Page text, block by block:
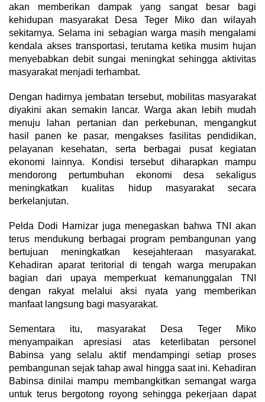
akan memberikan dampak yang sangat besar bagi
kehidupan masyarakat Desa Teger Miko dan wilayah
sekitarnya. Selama ini sebagian warga masih mengalami
kendala akses transportasi, terutama ketika musim hujan
menyebabkan debit sungai meningkat sehingga aktivitas
masyarakat menjadi terhambat.
Dengan hadirnya jembatan tersebut, mobilitas masyarakat
diyakini akan semakin lancar. Warga akan lebih mudah
menuju lahan pertanian dan perkebunan, mengangkut
hasil panen ke pasar, mengakses fasilitas pendidikan,
pelayanan kesehatan, serta berbagai pusat kegiatan
ekonomi lainnya. Kondisi tersebut diharapkan mampu
mendorong pertumbuhan ekonomi desa sekaligus
meningkatkan kualitas hidup masyarakat secara
berkelanjutan.
Pelda Dodi Harnizar juga menegaskan bahwa TNI akan
terus mendukung berbagai program pembangunan yang
bertujuan meningkatkan kesejahteraan masyarakat.
Kehadiran aparat teritorial di tengah warga merupakan
bagian dari upaya memperkuat kemanunggalan TNI
dengan rakyat melalui aksi nyata yang memberikan
manfaat langsung bagi masyarakat.
Sementara itu, masyarakat Desa Teger Miko
menyampaikan apresiasi atas keterlibatan personel
Babinsa yang selalu aktif mendampingi setiap proses
pembangunan sejak tahap awal hingga saat ini. Kehadiran
Babinsa dinilai mampu membangkitkan semangat warga
untuk terus bergotong royong sehingga pekerjaan dapat